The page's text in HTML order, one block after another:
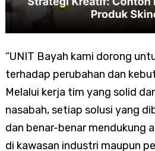
“UNIT Bayah kami dorong
terhadap perubahan dan
Melalui kerja tim yang solid
nasabah, setiap solusi yang
dan benar-benar mendukung
di kawasan industri maupun